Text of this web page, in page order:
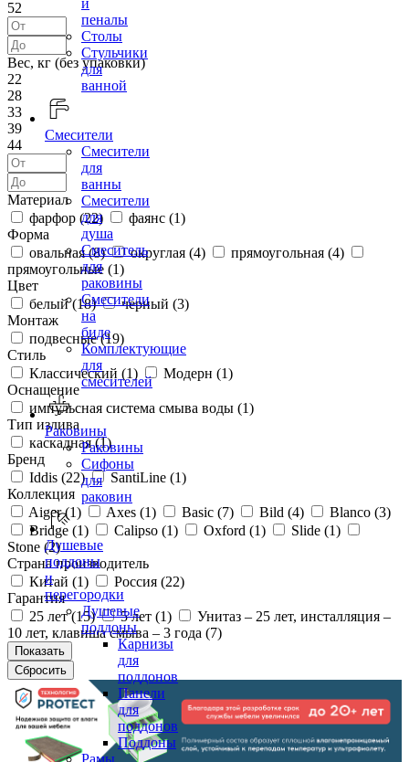
и
пеналы
Столы
Стульчики
для
ванной
Смесители
Смесители
для
ванны
Смесители
для
душа
Смеситель
для
раковины
Смесители
на
биде
Комплектующие
для
смесителей
Раковины
Раковины
Сифоны
для
раковин
Душевые
поддоны
и
перегородки
Душевые
поддоны
Карнизы
для
поддонов
Панели
для
поддонов
Поддоны
52
Вес, кг (без упаковки)
22
28
33
39
44
Материал
фарфор (22) фаянс (1)
Форма
овальная (8) округлая (4) прямоугольная (4)
прямоугольные (1)
Цвет
белый (18) черный (3)
Монтаж
подвесные (19)
Стиль
Классический (1) Модерн (1)
Оснащение
импульсная система смыва воды (1)
Тип излива
каскадная (1)
Бренд
Iddis (22) SantiLine (1)
Коллекция
Aiger (1) Axes (1) Basic (7) Bild (4) Blanco (3)
Bridge (1) Calipso (1) Oxford (1) Slide (1)
Stone (2)
Страна производитель
Китай (1) Россия (22)
Гарантия
25 лет (15) 5 лет (1)
Унитаз – 25 лет, инсталляция –
10 лет, клавиша смыва – 3 года (7)